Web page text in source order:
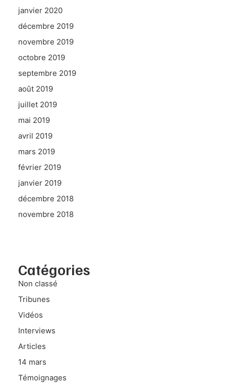
janvier 2020
décembre 2019
novembre 2019
octobre 2019
septembre 2019
août 2019
juillet 2019
mai 2019
avril 2019
mars 2019
février 2019
janvier 2019
décembre 2018
novembre 2018
Catégories
Non classé
Tribunes
Vidéos
Interviews
Articles
14 mars
Témoignages